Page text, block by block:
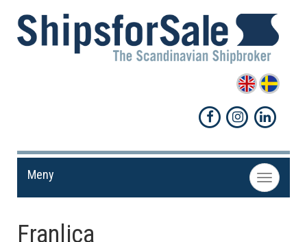
Toggle
navigation
Meny
Franlica